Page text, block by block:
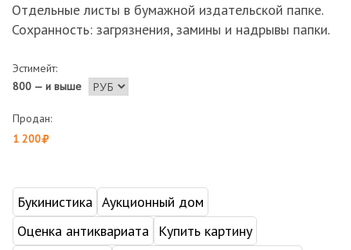
Отдельные листы в бумажной издательской папке.
Сохранность: загрязнения, замины и надрывы папки.
Эстимейт:
800 — и выше
Продан:
1 200
Букинистика Аукционный дом
Оценка антиквариата
Купить картину